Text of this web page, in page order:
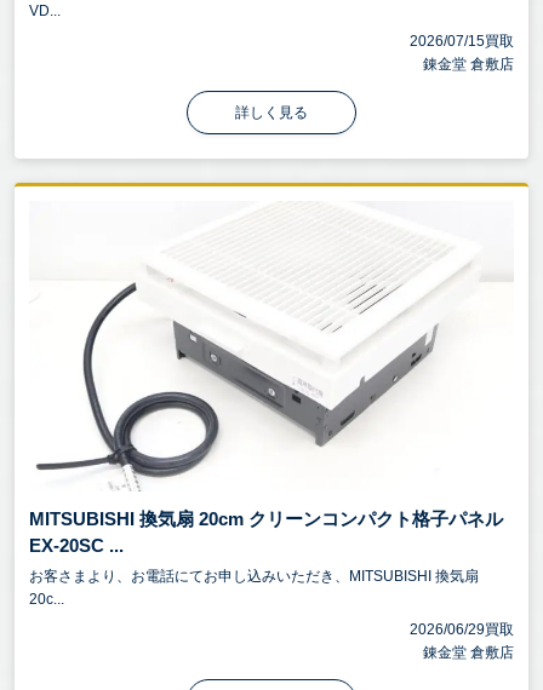
VD...
2026/07/15買取
錬金堂 倉敷店
詳しく見る
MITSUBISHI 換気扇 20cm クリーンコンパクト格子パネル
EX-20SC ...
お客さまより、お電話にてお申し込みいただき、MITSUBISHI 換気扇
20c...
2026/06/29買取
錬金堂 倉敷店